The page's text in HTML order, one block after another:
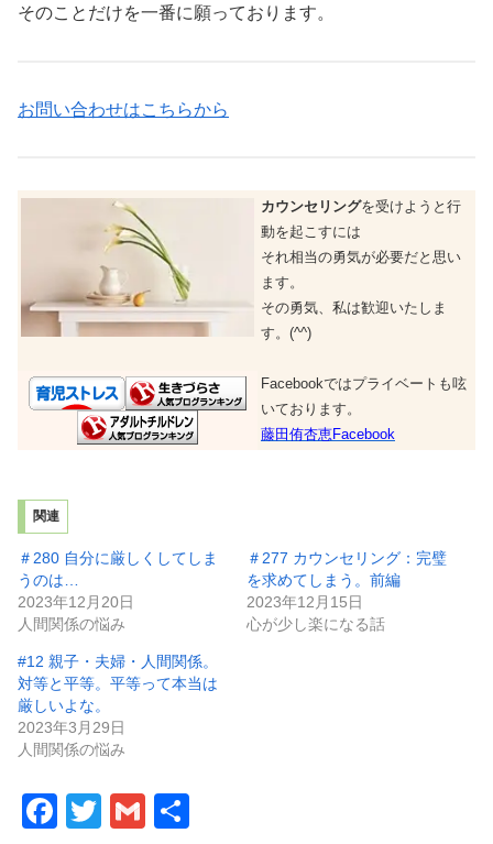
そのことだけを一番に願っております。
お問い合わせはこちらから
カウンセリングを受けようと行
動を起こすには
それ相当の勇気が必要だと思い
ます。
その勇気、私は歓迎いたしま
す。(^^)
Facebookではプライベートも呟
いております。
藤田侑杏恵Facebook
関連
＃280 自分に厳しくしてしま
うのは…
2023年12月20日
人間関係の悩み
＃277 カウンセリング：完璧
を求めてしまう。前編
2023年12月15日
心が少し楽になる話
#12 親子・夫婦・人間関係。
対等と平等。平等って本当は
厳しいよな。
2023年3月29日
人間関係の悩み
F
T
G